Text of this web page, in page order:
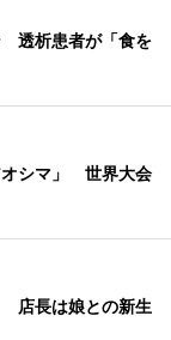
透析患者が「食を
オシマ」 世界大会
店長は娘との新生